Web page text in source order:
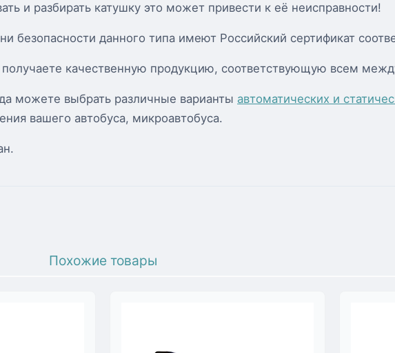
и разбирать катушку это может привести к её неисправности!
безопасности данного типа имеют Российский сертификат
качественную продукцию, соответствующую всем
можете выбрать различные варианты автоматических и
вашего автобуса, микроавтобуса.
Похожие товары